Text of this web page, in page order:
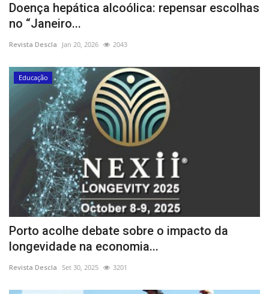
Doença hepática alcoólica: repensar escolhas
no “Janeiro...
Revista Descla Jan 20, 2026 2043
Educação
Porto acolhe debate sobre o impacto da
longevidade na economia...
Revista Descla Set 30, 2025 3201